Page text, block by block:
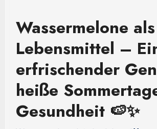
Wassermelone als
Lebensmittel –
erfrischender
heiße
Gesundheit 🍉✨